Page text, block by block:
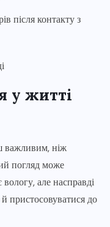
після контакту з
у житті
важливим, ніж
погляд може
але насправді
пристосовуватися до